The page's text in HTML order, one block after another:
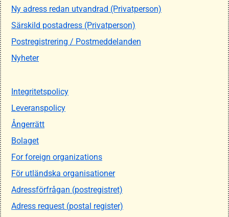
Ny adress redan utvandrad (Privatperson)
Särskild postadress (Privatperson)
Postregistrering / Postmeddelanden
Nyheter
Integritetspolicy
Leveranspolicy
Ångerrätt
Bolaget
For foreign organizations
För utländska organisationer
Adressförfrågan (postregistret)
Adress request (postal register)